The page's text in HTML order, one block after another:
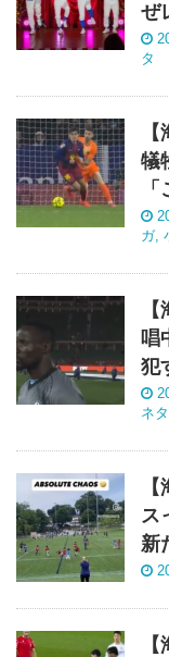
ぜ
タ
犠
ガ,
唱
犯
ネタ
ス
新